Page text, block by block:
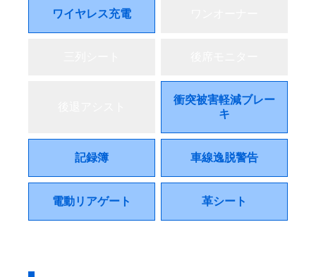
ワイヤレス充電
衝突被害軽減ブレー
キ
記録簿 車線逸脱警告
電動リアゲート 革シート